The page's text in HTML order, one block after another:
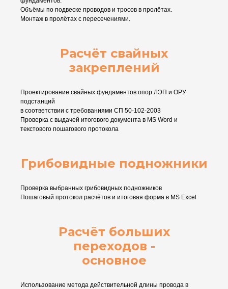
Объёмы по подвеске проводов и тросов в пролётах.
Монтаж в пролётах с пересечениями.
Расчёт свайных
закреплений
Проектирование свайных фундаментов опор ЛЭП и ОРУ
подстанций
в соответствии с требованиями СП 50-102-2003
Проверка с выдачей итогового документа в MS Word и
текстового пошагового протокола
Грибовидные подножники
Проверка выбранных грибовидных подножников
Пошаговый протокол расчётов и итоговая форма в MS Excel
Расчёт больших
переходов -
основное
Использование метода действительной длины провода в